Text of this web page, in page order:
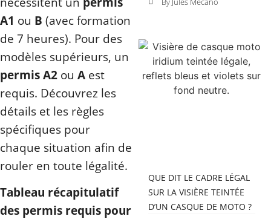
A1 ou B (avec formation
de 7 heures). Pour des
modèles supérieurs, un
permis A2 ou A est
requis. Découvrez les
détails et les règles
spécifiques pour
chaque situation afin de
rouler en toute légalité.
Tableau récapitulatif
des permis requis pour
QUE DIT LE CADRE LÉGAL
SUR LA VISIÈRE TEINTÉE
D’UN CASQUE DE MOTO ?